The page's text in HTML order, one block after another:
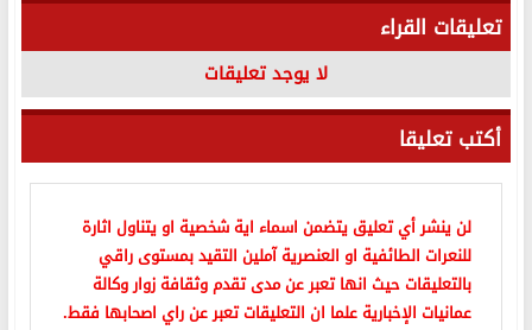
تعليقات القراء
لا يوجد تعليقات
أكتب تعليقا
لن ينشر أي تعليق يتضمن اسماء اية شخصية او يتناول اثارة
للنعرات الطائفية او العنصرية آملين التقيد بمستوى راقي
بالتعليقات حيث انها تعبر عن مدى تقدم وثقافة زوار وكالة
عمانيات الإخبارية علما ان التعليقات تعبر عن راي اصحابها فقط.